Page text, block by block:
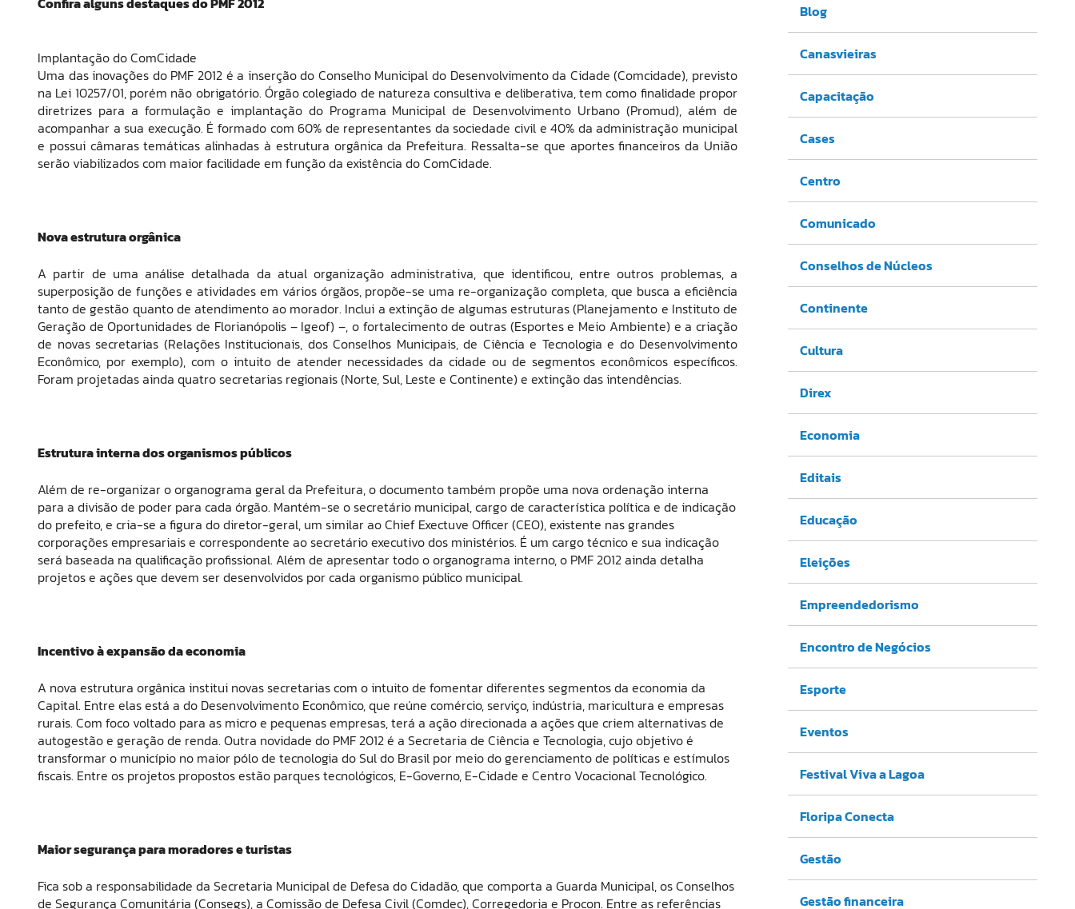
Implantação do ComCidade
Uma das inovações do PMF 2012 é a inserção do Conselho Municipal do Desenvolvimento da Cidade (Comcidade), previsto
na Lei 10257/01, porém não obrigatório. Órgão colegiado de natureza consultiva e deliberativa, tem como finalidade propor
diretrizes para a formulação e implantação do Programa Municipal de Desenvolvimento Urbano (Promud), além de
acompanhar a sua execução. É formado com 60% de representantes da sociedade civil e 40% da administração municipal
e possui câmaras temáticas alinhadas à estrutura orgânica da Prefeitura. Ressalta-se que aportes financeiros da União
serão viabilizados com maior facilidade em função da existência do ComCidade.
Nova estrutura orgânica
A partir de uma análise detalhada da atual organização administrativa, que identificou, entre outros problemas, a
superposição de funções e atividades em vários órgãos, propõe-se uma re-organização completa, que busca a eficiência
tanto de gestão quanto de atendimento ao morador. Inclui a extinção de algumas estruturas (Planejamento e Instituto de
Geração de Oportunidades de Florianópolis – Igeof) –, o fortalecimento de outras (Esportes e Meio Ambiente) e a criação
de novas secretarias (Relações Institucionais, dos Conselhos Municipais, de Ciência e Tecnologia e do Desenvolvimento
Econômico, por exemplo), com o intuito de atender necessidades da cidade ou de segmentos econômicos específicos.
Foram projetadas ainda quatro secretarias regionais (Norte, Sul, Leste e Continente) e extinção das intendências.
Estrutura interna dos organismos públicos
Além de re-organizar o organograma geral da Prefeitura, o documento também propõe uma nova ordenação interna
para a divisão de poder para cada órgão. Mantém-se o secretário municipal, cargo de característica política e de indicação
do prefeito, e cria-se a figura do diretor-geral, um similar ao Chief Exectuve Officer (CEO), existente nas grandes
corporações empresariais e correspondente ao secretário executivo dos ministérios. É um cargo técnico e sua indicação
será baseada na qualificação profissional. Além de apresentar todo o organograma interno, o PMF 2012 ainda detalha
projetos e ações que devem ser desenvolvidos por cada organismo público municipal.
Incentivo à expansão da economia
A nova estrutura orgânica institui novas secretarias com o intuito de fomentar diferentes segmentos da economia da
Capital. Entre elas está a do Desenvolvimento Econômico, que reúne comércio, serviço, indústria, maricultura e empresas
rurais. Com foco voltado para as micro e pequenas empresas, terá a ação direcionada a ações que criem alternativas de
autogestão e geração de renda. Outra novidade do PMF 2012 é a Secretaria de Ciência e Tecnologia, cujo objetivo é
transformar o município no maior pólo de tecnologia do Sul do Brasil por meio do gerenciamento de políticas e estímulos
fiscais. Entre os projetos propostos estão parques tecnológicos, E-Governo, E-Cidade e Centro Vocacional Tecnológico.
Maior segurança para moradores e turistas
Fica sob a responsabilidade da Secretaria Municipal de Defesa do Cidadão, que comporta a Guarda Municipal, os Conselhos
de Segurança Comunitária (Consegs), a Comissão de Defesa Civil (Comdec), Corregedoria e Procon. Entre as referências
Blog
Canasvieiras
Capacitação
Cases
Centro
Comunicado
Conselhos de Núcleos
Continente
Cultura
Direx
Economia
Editais
Educação
Eleições
Empreendedorismo
Encontro de Negócios
Esporte
Eventos
Festival Viva a Lagoa
Floripa Conecta
Gestão
Gestão financeira